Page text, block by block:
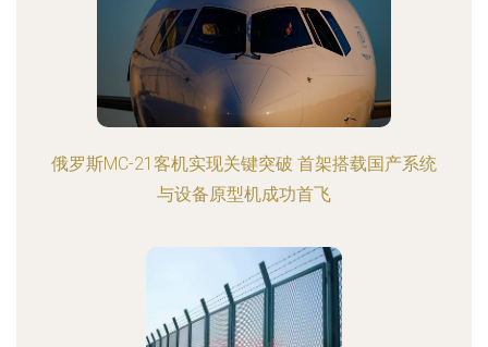
俄罗斯MC-21客机实现关键突破 首架搭载国产系统
与设备原型机成功首飞